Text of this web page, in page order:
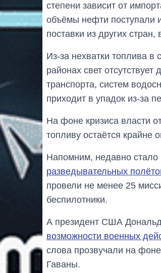
степени зависит от
объёмы нефти поступали
поставки из других
Из-за нехватки топлива в
районах свет
транспорта, систем
приходит в упадок из-за
На фоне кризиса власти
топливу остаётся крайне
Напомним, недавно стало
разведывательных
провели не менее 25
беспилотники.
А президент США
возможности военных
слова прозвучали на
Гаваны.